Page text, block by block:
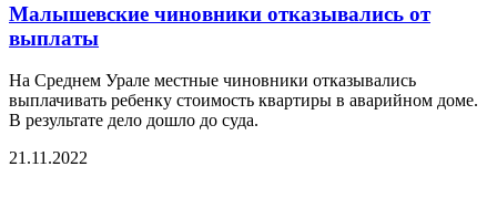
Малышевские чиновники отказывались от
выплаты
На Среднем Урале местные чиновники отказывались
выплачивать ребенку стоимость квартиры в аварийном доме.
В результате дело дошло до суда.
21.11.2022